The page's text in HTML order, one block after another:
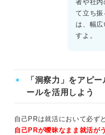
者や社内
て立ち振
は、幅広
すよ。
「洞察力」をアピ
ールを活用しよう
自己PRは就活において必ず
自己PRが曖昧なまま就活が
洞察力の自己PRを差別
②他己分析：他者から自
く
にする